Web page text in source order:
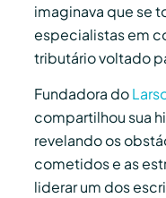
imaginava que se
especialistas em
tributário voltado
Fundadora do
compartilhou sua
revelando os
cometidos e as
liderar um dos